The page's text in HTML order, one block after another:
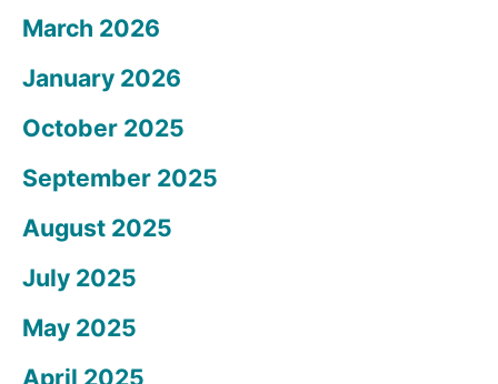
March 2026
January 2026
October 2025
September 2025
August 2025
July 2025
May 2025
April 2025